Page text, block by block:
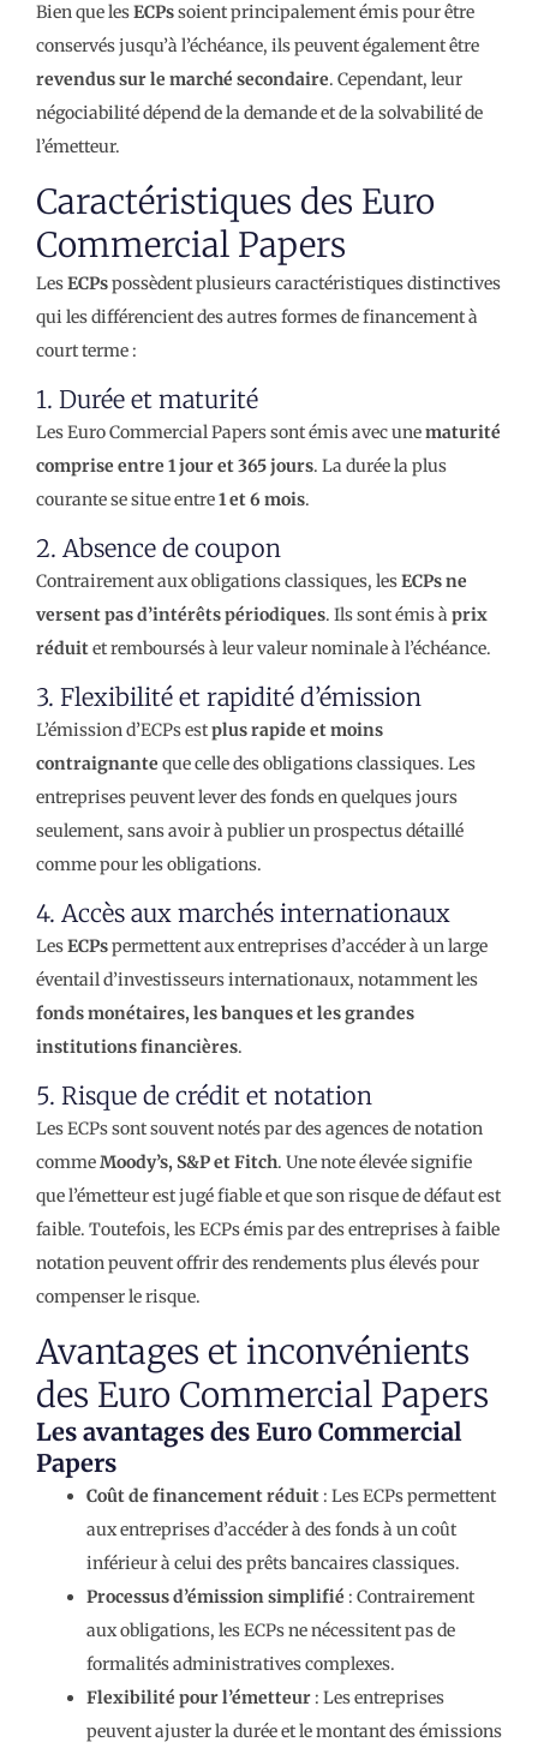
Bien que lesECPssoient principalement émis pour être
conservés jusqu’à l’échéance, ils peuvent également être
revendus sur le marché secondaire. Cependant, leur
négociabilité dépend de la demande et de la solvabilité de
l’émetteur.
Caractéristiques des Euro
Commercial Papers
LesECPspossèdent plusieurs caractéristiques distinctives
qui les différencient des autres formes de financement à
court terme :
1. Durée et maturité
Les Euro Commercial Papers sont émis avec unematurité
comprise entre 1 jour et 365 jours. La durée la plus
courante se situe entre1 et 6 mois.
2. Absence de coupon
Contrairement aux obligations classiques, lesECPs ne
versent pas d’intérêts périodiques. Ils sont émis à prix
réduitet remboursés à leur valeur nominale à l’échéance.
3. Flexibilité et rapidité d’émission
L’émission d’ECPs estplus rapide et moins
contraignante que celle des obligations classiques. Les
entreprises peuvent lever des fonds en quelques jours
seulement, sans avoir à publier un prospectus détaillé
comme pour les obligations.
4. Accès aux marchés internationaux
LesECPspermettent aux entreprises d’accéder à un large
éventail d’investisseurs internationaux, notamment les
fonds monétaires, les banques et les grandes
institutions financières.
5. Risque de crédit et notation
Les ECPs sont souvent notés par des agences de notation
commeMoody’s, S&P et Fitch. Une note élevée signifie
que l’émetteur est jugé fiable et que son risque de défaut est
faible. Toutefois, les ECPs émis par des entreprises à faible
notation peuvent offrir des rendements plus élevés pour
compenser le risque.
Avantages et inconvénients
des Euro Commercial Papers
Les avantages des Euro Commercial
Papers
Coût de financement réduit : Les ECPs permettent
aux entreprises d’accéder à des fonds à un coût
inférieur à celui des prêts bancaires classiques.
Processus d’émission simplifié : Contrairement
aux obligations, les ECPs ne nécessitent pas de
formalités administratives complexes.
Flexibilité pour l’émetteur : Les entreprises
peuvent ajuster la durée et le montant des émissions